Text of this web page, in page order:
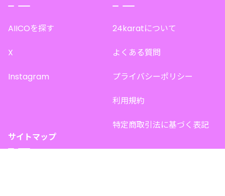
AIICOを探す
X
Instagram
24karatについて
よくある質問
プライバシーポリシー
利用規約
特定商取引法に基づく表記
サイトマップ